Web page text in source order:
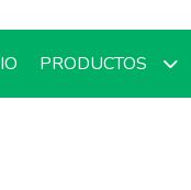
PRODUCTOS